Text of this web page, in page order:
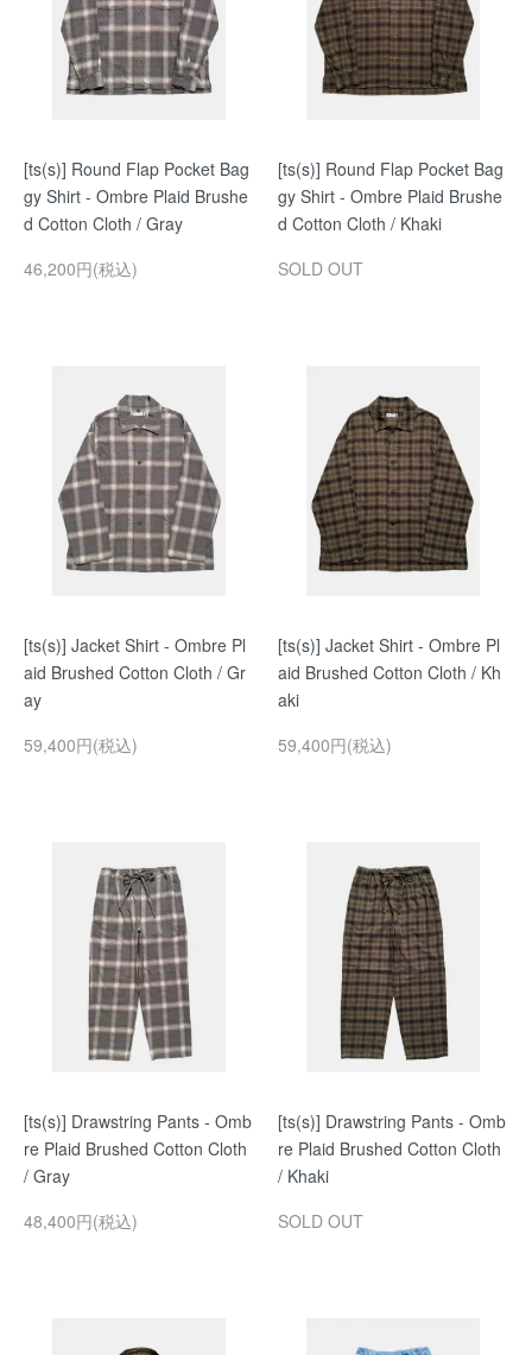
[ts(s)] Round Flap Pocket Bag
gy Shirt - Ombre Plaid Brushe
d Cotton Cloth / Gray
46,200円(税込)
[ts(s)] Round Flap Pocket Bag
gy Shirt - Ombre Plaid Brushe
d Cotton Cloth / Khaki
SOLD OUT
[ts(s)] Jacket Shirt - Ombre Pl
aid Brushed Cotton Cloth / Gr
ay
59,400円(税込)
[ts(s)] Jacket Shirt - Ombre Pl
aid Brushed Cotton Cloth / Kh
aki
59,400円(税込)
[ts(s)] Drawstring Pants - Omb
re Plaid Brushed Cotton Cloth
/ Gray
48,400円(税込)
[ts(s)] Drawstring Pants - Omb
re Plaid Brushed Cotton Cloth
/ Khaki
SOLD OUT